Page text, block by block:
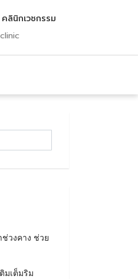
ลินิกเวชกรรม
วงคาง ช่วย
มเต็มริม